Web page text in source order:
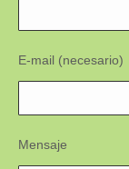
E-mail (necesario)
Mensaje